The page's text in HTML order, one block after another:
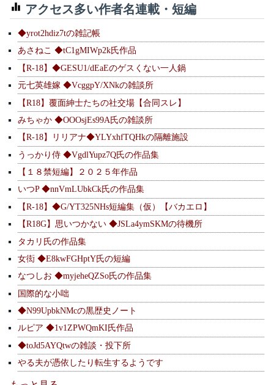
アクセス多い作者名連載・短編
◆yrot2hdiz7tの雑記帳
あさねこ ◆tC1gMIWp2k氏作品
【R-18】◆GESU1/dEaEのゲスくない一人鍋
元七英雄嫁 ◆VcggpY/XNkの雑談所
【R18】覆面紳士たちの社交場【合同スレ】
みちゃか ◆OOOsjEs99A氏の雑談所
【R-18】リリアナ◆YLYxhfTQHkの隔離施設
うっかり侍 ◆VgdlYupz7Q氏の作品集
【１８禁短編】２０２５年作品
いつP ◆nnVmLUbkCk氏の作品集
【R-18】◆G/YT325NHs短編集（仮）【バカエロ】
【R18G】思いつかない ◆JSLa4ymSKMの待機所
タカリ氏の作品集
女衒 ◆E8kwFGHptY氏の短編
なつしお ◆myjeheQZSo氏の作品集
国際的な小咄
◆N99UpbkNMcの黒歴史ノート
ルピア ◆1v1ZPWQmKI氏作品
◆toJd5AYQtwの雑談・投下所
やる夫が憑依したり転生するようです